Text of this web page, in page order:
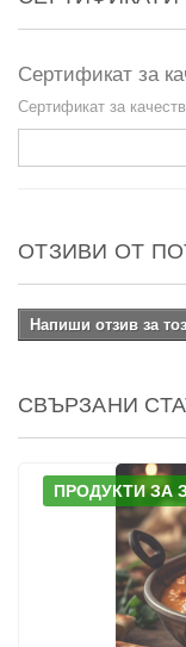
Сертификат за
Сертификат за
ОТЗИВИ ОТ
Напиши отзив за
СВЪРЗАНИ
ПРОДУКТИ ЗА